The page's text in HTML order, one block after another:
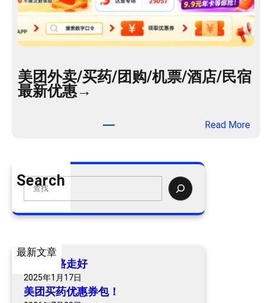
美团外卖/买药/团购/机票/酒店/民宿
最新优惠→
Read More：
Search
S
a
h
最新文章
爷爷一路走好
2025年1月17日
美团买药优惠券包！